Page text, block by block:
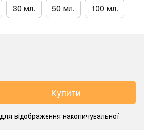
30 мл. 50 мл. 100 мл.
Купити
для відображення накопичувальної